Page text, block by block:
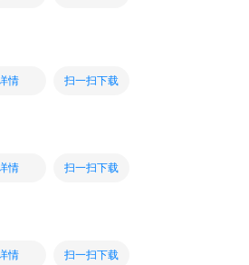
情 扫一扫下载
情 扫一扫下载
情 扫一扫下载